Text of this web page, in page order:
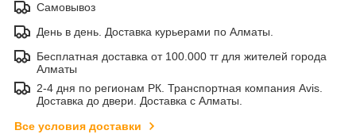
Самовывоз
День в день. Доставка курьерами по Алматы.
Бесплатная доставка от 100.000 тг для жителей города
Алматы
2-4 дня по регионам РК. Транспортная компания Avis.
Доставка до двери. Доставка с Алматы.
Все условия доставки